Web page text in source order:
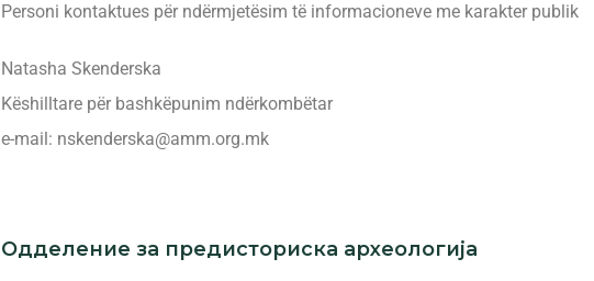
Personi kontaktues për ndërmjetësim të informacioneve me karakter publik
Natasha Skenderska
Këshilltare për bashkëpunim ndërkombëtar
e-mail: nskenderska@amm.org.mk
Одделение за предисториска археологија